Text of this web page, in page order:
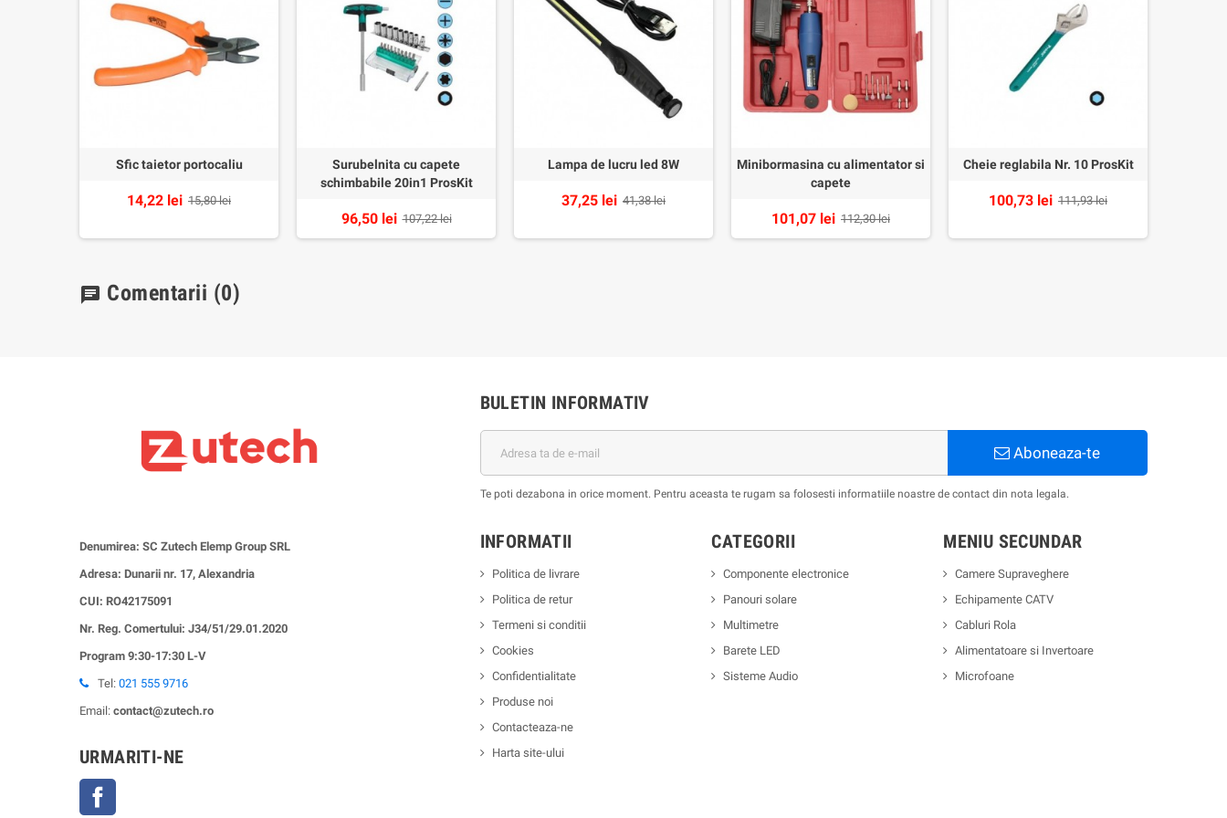
Sfic taietor portocaliu
14,22 lei 15,80 lei
Surubelnita cu capete
schimbabile 20in1 ProsKit
96,50 lei 107,22 lei
Lampa de lucru led 8W
37,25 lei 41,38 lei
Minibormasina cu alimentator si
capete
101,07 lei 112,30 lei
Cheie reglabila Nr. 10 ProsKit
100,73 lei 111,93 lei
chat Comentarii (0)
Denumirea: SC Zutech Elemp Group SRL
Adresa: Dunarii nr. 17, Alexandria
CUI: RO42175091
Nr. Reg. Comertului: J34/51/29.01.2020
Program 9:30-17:30 L-V
Tel: 021 555 9716
Email: contact@zutech.ro
URMARITI-NE
BULETIN INFORMATIV
Aboneaza-te
Te poti dezabona in orice moment. Pentru aceasta te rugam sa folosesti informatiile noastre de contact din nota legala.
INFORMATII
Politica de livrare
Politica de retur
Termeni si conditii
Cookies
Confidentialitate
Produse noi
Contacteaza-ne
Harta site-ului
CATEGORII
Componente electronice
Panouri solare
Multimetre
Barete LED
Sisteme Audio
MENIU SECUNDAR
Camere Supraveghere
Echipamente CATV
Cabluri Rola
Alimentatoare si Invertoare
Microfoane